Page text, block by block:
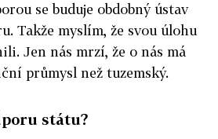
se buduje obdobný ústav
Takže myslím, že svou úlohu
Jen nás mrzí, že o nás má
průmysl než tuzemský.
státu?